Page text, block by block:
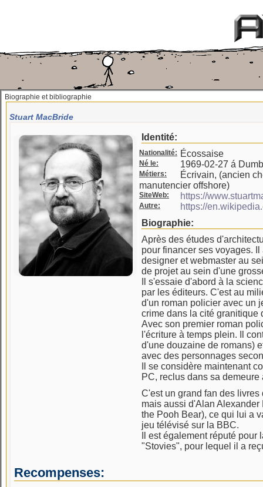
Biographie et bibliographie
Stuart MacBride
Identité:
Nationalité: Écossaise
Né le: 1969-02-27 á
Métiers:
Écrivain, (ancien
manutencier offshore)
SiteWeb: https://
Autre:
https://
Biographie:
Après des études
pour financer ses voyages.
designer et webmaster au
de projet au sein d'une
Il s'essaie d'abord à la
par les éditeurs. C'est au
d'un roman policier avec un
crime dans la cité granitique
Avec son premier roman
l'écriture à temps plein. Il
d'une douzaine de romans)
avec des personnages
Il se considère maintenant
PC, reclus dans sa
C'est un grand fan des
mais aussi d'Alan
the Pooh Bear), ce qui lui a
jeu télévisé sur la BBC.
Il est également réputé
"Stovies", pour lequel il a
Recompenses: